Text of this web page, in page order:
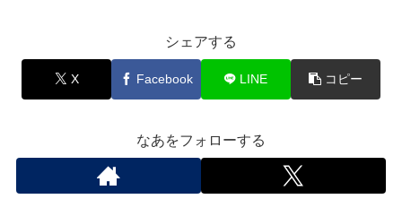
シェアする
X Facebook LINE コピー
なあをフォローする